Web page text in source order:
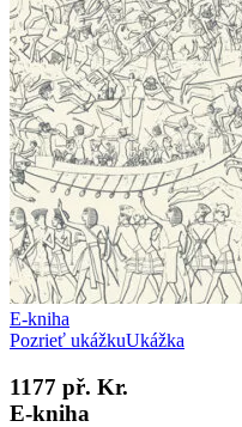
E-kniha
Pozrieť ukážkuUkážka
1177 př. Kr.
E-kniha